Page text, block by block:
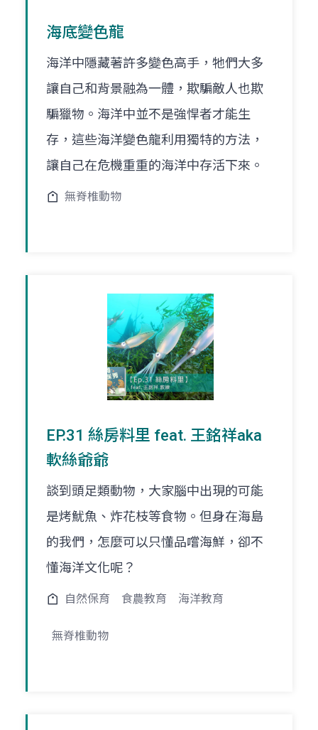
海底變色龍
海洋中隱藏著許多變色高手，牠們大多
讓自己和背景融為一體，欺騙敵人也欺
騙獵物。海洋中並不是強悍者才能生
存，這些海洋變色龍利用獨特的方法，
讓自己在危機重重的海洋中存活下來。
無脊椎動物
EP.31 絲房料里 feat. 王銘祥aka
軟絲爺爺
談到頭足類動物，大家腦中出現的可能
是烤魷魚、炸花枝等食物。但身在海島
的我們，怎麼可以只懂品嚐海鮮，卻不
懂海洋文化呢？
自然保育 食農教育 海洋教育
無脊椎動物